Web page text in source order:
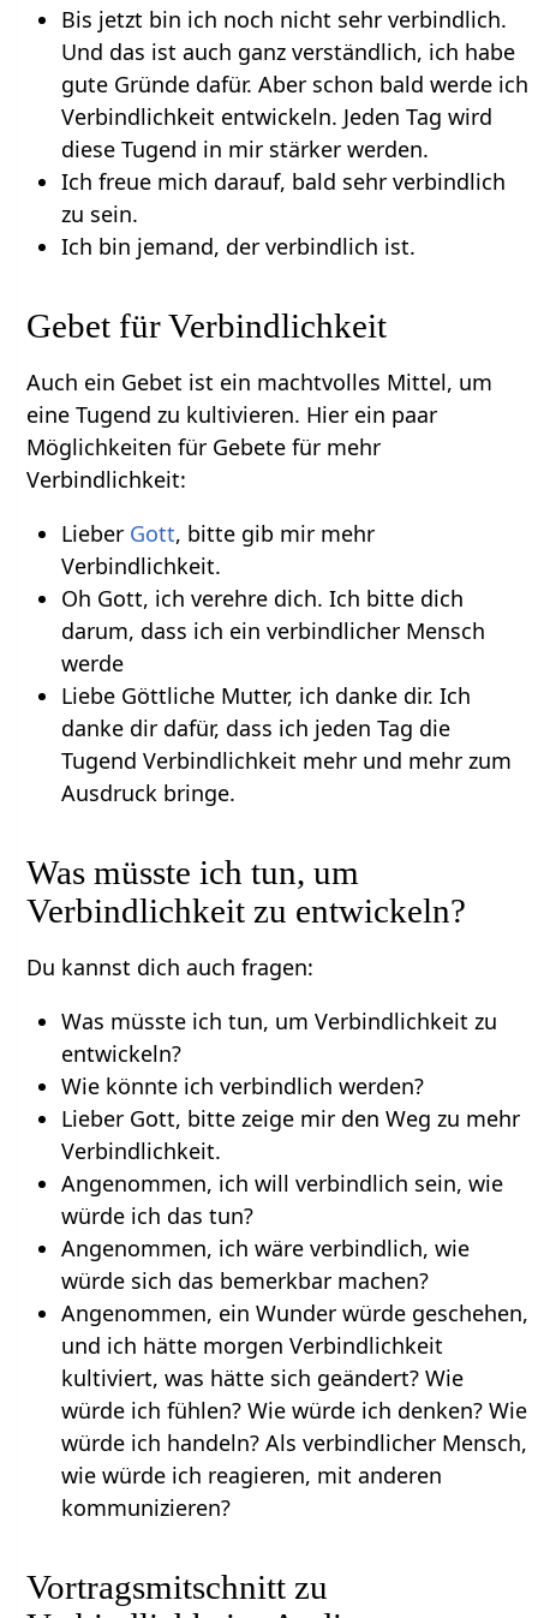
Bis jetzt bin ich noch nicht sehr verbindlich.
Und das ist auch ganz verständlich, ich habe
gute Gründe dafür. Aber schon bald werde ich
Verbindlichkeit entwickeln. Jeden Tag wird
diese Tugend in mir stärker werden.
Ich freue mich darauf, bald sehr verbindlich
zu sein.
Ich bin jemand, der verbindlich ist.
Gebet für Verbindlichkeit
Auch ein Gebet ist ein machtvolles Mittel, um
eine Tugend zu kultivieren. Hier ein paar
Möglichkeiten für Gebete für mehr
Verbindlichkeit:
Lieber Gott, bitte gib mir mehr
Verbindlichkeit.
Oh Gott, ich verehre dich. Ich bitte dich
darum, dass ich ein verbindlicher Mensch
werde
Liebe Göttliche Mutter, ich danke dir. Ich
danke dir dafür, dass ich jeden Tag die
Tugend Verbindlichkeit mehr und mehr zum
Ausdruck bringe.
Was müsste ich tun, um
Verbindlichkeit zu entwickeln?
Du kannst dich auch fragen:
Was müsste ich tun, um Verbindlichkeit zu
entwickeln?
Wie könnte ich verbindlich werden?
Lieber Gott, bitte zeige mir den Weg zu mehr
Verbindlichkeit.
Angenommen, ich will verbindlich sein, wie
würde ich das tun?
Angenommen, ich wäre verbindlich, wie
würde sich das bemerkbar machen?
Angenommen, ein Wunder würde geschehen,
und ich hätte morgen Verbindlichkeit
kultiviert, was hätte sich geändert? Wie
würde ich fühlen? Wie würde ich denken? Wie
würde ich handeln? Als verbindlicher Mensch,
wie würde ich reagieren, mit anderen
kommunizieren?
Vortragsmitschnitt zu